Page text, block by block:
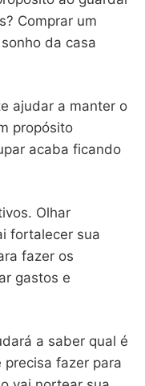
Comprar um
da casa
ajudar a manter o
propósito
acaba ficando
Olhar
fortalecer sua
fazer os
gastos e
a saber qual é
fazer para